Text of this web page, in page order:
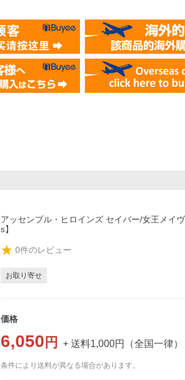
アッセンブル・ヒロインズ セイバー/女王メイ
s】
0件のレビュー
お取り寄せ
価格
6,050 円 + 送料1,000円 （全国一律）
条件により送料が異なる場合があります。